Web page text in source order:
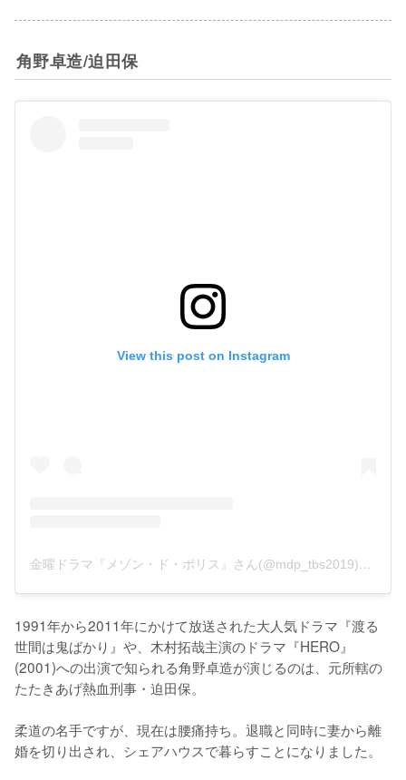
角野卓造/迫田保
View this post on Instagram
金曜ドラマ『メゾン・ド・ポリス』さん(@mdp_tbs2019)がシェアした投稿
1991年から2011年にかけて放送された大人気ドラマ『渡る
世間は鬼ばかり』や、木村拓哉主演のドラマ『HERO』
(2001)への出演で知られる角野卓造が演じるのは、元所轄の
たたきあげ熱血刑事・迫田保。
柔道の名手ですが、現在は腰痛持ち。退職と同時に妻から離
婚を切り出され、シェアハウスで暮らすことになりました。